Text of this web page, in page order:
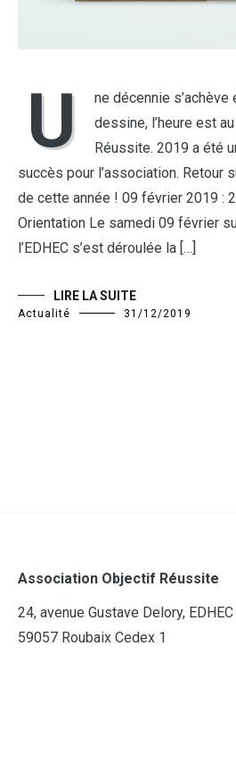
U
ne décennie
dessine, l’heure est
Réussite. 2019 a été
succès pour l’association. Retour
de cette année ! 09 février 2019 :
Orientation Le samedi 09 février
l’EDHEC s’est déroulée la […]
LIRE LA SUITE
Actualité 31/12/2019
Association Objectif Réussite
24, avenue Gustave Delory, EDHEC
59057 Roubaix Cedex 1